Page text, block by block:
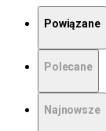
Powiązane
Polecane
Najnowsze